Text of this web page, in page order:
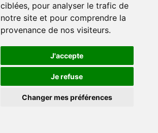
ciblées, pour analyser le trafic de
notre site et pour comprendre la
provenance de nos visiteurs.
J'accepte
Je refuse
Changer mes préférences